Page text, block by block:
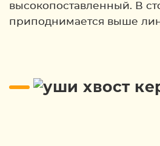
высокопоставленный. В
приподнимается выше